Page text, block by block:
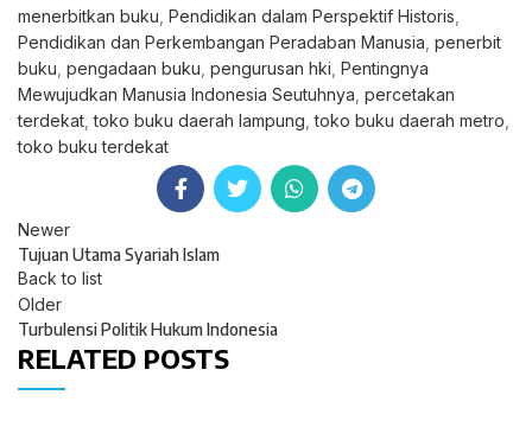
menerbitkan buku Pendidikan dalam Perspektif Historis
Pendidikan dan Perkembangan Peradaban Manusia penerbit
buku pengadaan buku pengurusan hki Pentingnya
Mewujudkan Manusia Indonesia Seutuhnya percetakan
terdekat ,toko buku daerah lampung ,toko buku daerah metro
toko buku terdekat
Newer
Tujuan Utama Syariah Islam
Back to list
Older
Turbulensi Politik Hukum Indonesia
RELATED POSTS